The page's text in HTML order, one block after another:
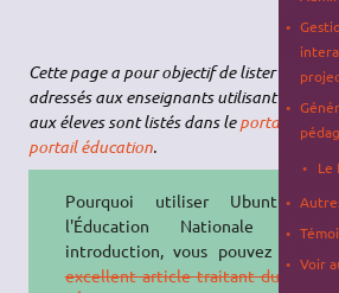
Cette page a pour objectif de lister les
adressés aux enseignants utilisant Ubuntu
aux éleves sont listés dans leportail
portail éducation.
Pourquoi utiliser Ubuntu
l'Éducation Nationale ? En
introduction, vous pouvez lire cet
excellent article traitant du rôle de
Le
Voir